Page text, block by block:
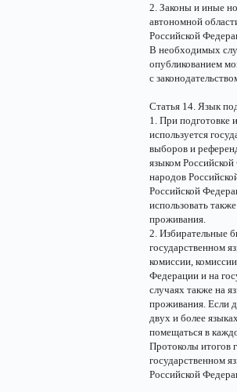
2. Законы и иные
автономной
Российской
В необходимых
опубликованием
с
Статья 14. Язык
1. При подготовке
используется
выборов и
языком
народов
Российской
использовать
проживания.
2. Избирательные
государственном
комиссии,
Федерации и на
случаях также на
проживания. Если
двух и более
помещаться в
Протоколы итогов
государственном
Российской